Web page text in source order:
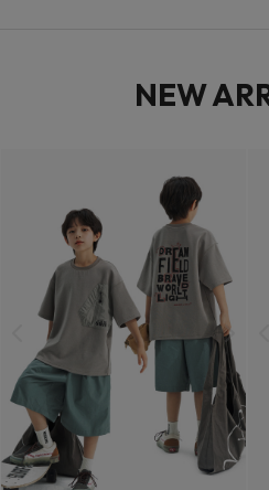
NEW